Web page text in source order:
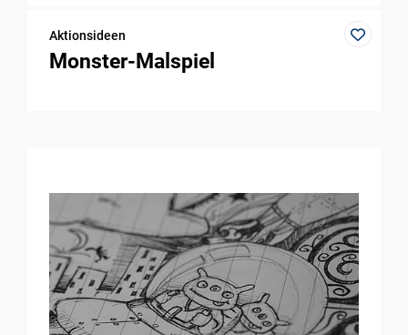
Aktionsideen
Monster-Malspiel